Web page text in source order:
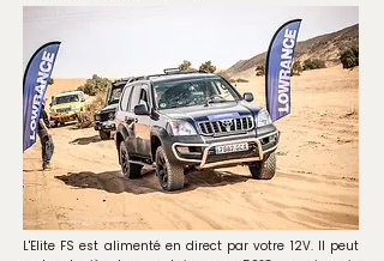
L'Elite FS est alimenté en direct par votre 12V. Il peut